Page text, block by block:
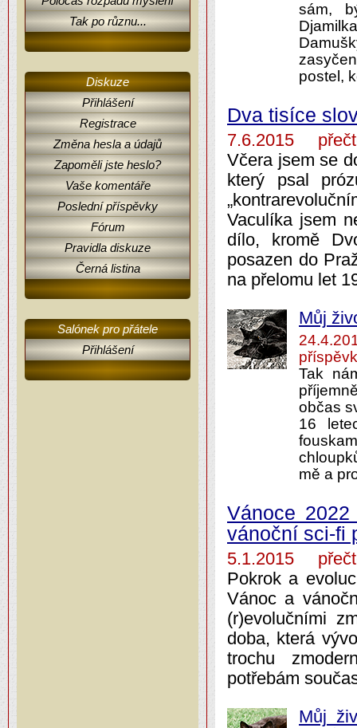
Tak po různu...
Diskuze
Přihlášení
Registrace
Změna hesla a údajů
Zapoměli jste heslo?
Vaše komentáře
Poslední příspěvky
Fórum
Pravidla diskuze
Černá listina
Salónek pro přátele
Přihlášení
sám,
postel,
Dva tisíce
7.6.2015
Včera jsem se
který psal
Vaculíka jsem
dílo, kromě
posazen do
na přelomu let
Můj
Tak
občas
16
mě a
Vánoce
vánoční sci-fi
5.1.2015
Pokrok a
Vánoc a
(r)evolučními
doba, která
trochu
potřebám
Můj